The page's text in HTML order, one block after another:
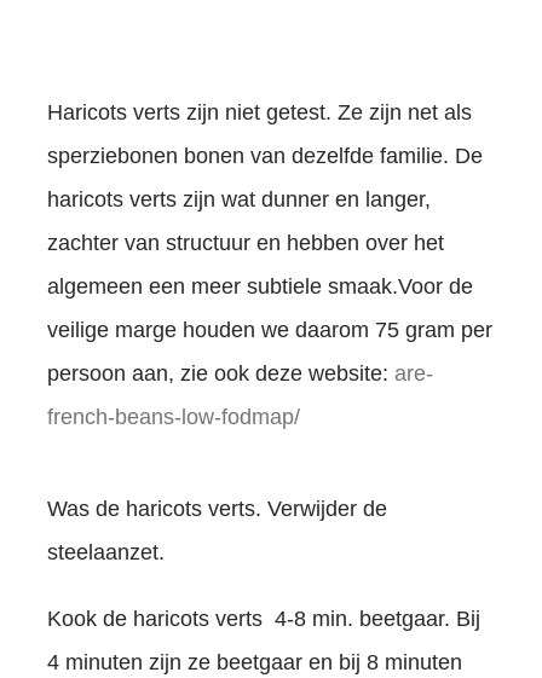
Haricots verts zijn niet getest. Ze zijn net als
sperziebonen bonen van dezelfde familie. De
haricots verts zijn wat dunner en langer,
zachter van structuur en hebben over het
algemeen een meer subtiele smaak.Voor de
veilige marge houden we daarom 75 gram per
persoon aan, zie ook deze website:are-
french-beans-low-fodmap/
Was de haricots verts. Verwijder de
steelaanzet.
Kook de haricots verts 4-8 min. beetgaar. Bij
4 minuten zijn ze beetgaar en bij 8 minuten